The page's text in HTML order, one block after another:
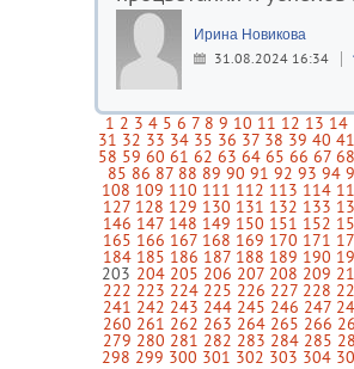
Ирина Новикова
31.08.2024 16:34
1 2 3 4 5 6 7 8 9 10 11 12 13 14
31 32 33 34 35 36 37 38 39 40
58 59 60 61 62 63 64 65 66 67 68
85 86 87 88 89 90 91 92 93 94
108 109 110 111 112 113 114
127 128 129 130 131 132 133
146 147 148 149 150 151 152
165 166 167 168 169 170 171
184 185 186 187 188 189 190
203 204 205 206 207 208 209
222 223 224 225 226 227 228
241 242 243 244 245 246 247
260 261 262 263 264 265 266
279 280 281 282 283 284 285
298 299 300 301 302 303 304